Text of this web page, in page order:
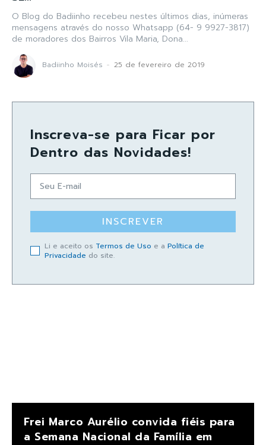
O Blog do Badiinho recebeu nestes últimos dias, inúmeras
mensagens através do nosso Whatsapp (64- 9 9927-3817)
de moradores dos Bairros Vila Maria, Dona...
Badiinho Moisés - 25 de fevereiro de 2019
Inscreva-se para Ficar por
Dentro das Novidades!
INSCREVER
Li e aceito os Termos de Uso e a Política de
Privacidade do site.
Frei Marco Aurélio convida fiéis para
a Semana Nacional da Família em